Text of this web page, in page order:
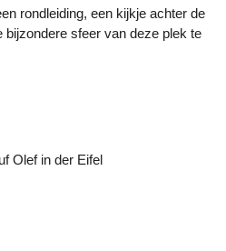
​​rondleiding, een kijkje achter de
sfeer van deze plek te